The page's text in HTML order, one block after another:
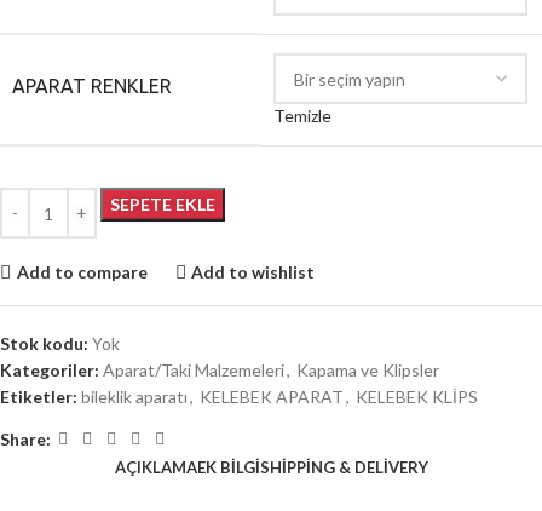
APARAT RENKLER
Temizle
SEPETE EKLE
Add to compare Add to wishlist
Stok kodu: Yok
Kategoriler: Aparat/Taki Malzemeleri, Kapama ve Klipsler
Etiketler: bileklik aparatı, KELEBEK APARAT, KELEBEK KLİPS
Share:
AÇIKLAMAEK BILGISHIPPING & DELIVERY